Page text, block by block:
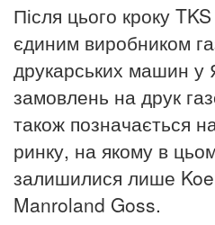
Після цього кроку
єдиним виробником
друкарських машин у
замовлень на друк
також позначається
ринку, на якому в
залишилися лише
Manroland Goss.